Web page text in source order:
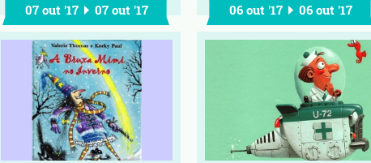
07 out '17 07 out '17 06 out '17 06 out '17